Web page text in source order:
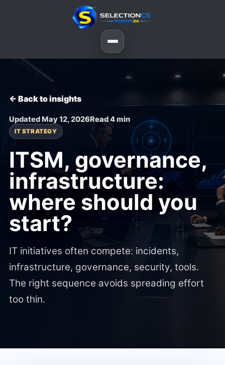
← Back to insights
Updated May 12, 2026Read 4 min
IT STRATEGY
ITSM, governance,
infrastructure:
where should you
start?
IT initiatives often compete: incidents,
infrastructure, governance, security, tools.
The right sequence avoids spreading effort
too thin.